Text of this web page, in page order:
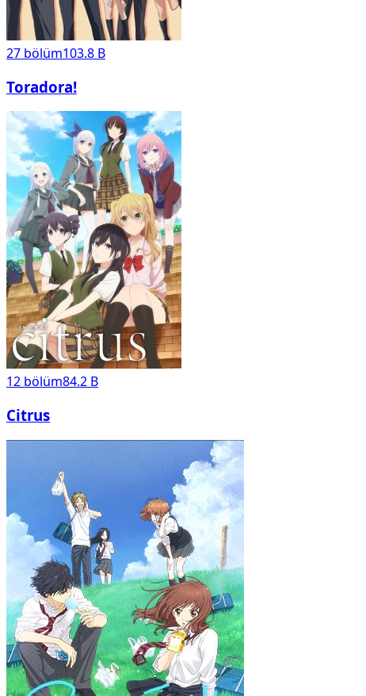
27 bölüm103.8 B
Toradora!
12 bölüm84.2 B
Citrus